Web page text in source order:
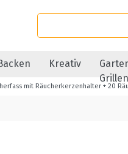
Kreativ
Grillen
mit Räucherkerzenhalter + 20